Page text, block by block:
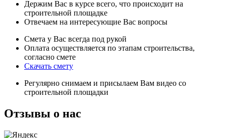
Держим Вас в курсе всего, что происходит на
строительной площадке
Отвечаем на интересующие Вас вопросы
Смета у Вас всегда под рукой
Оплата осуществляется по этапам строительства,
согласно смете
Скачать смету
Регулярно снимаем и присылаем Вам видео со
строительной площадки
Отзывы о нас